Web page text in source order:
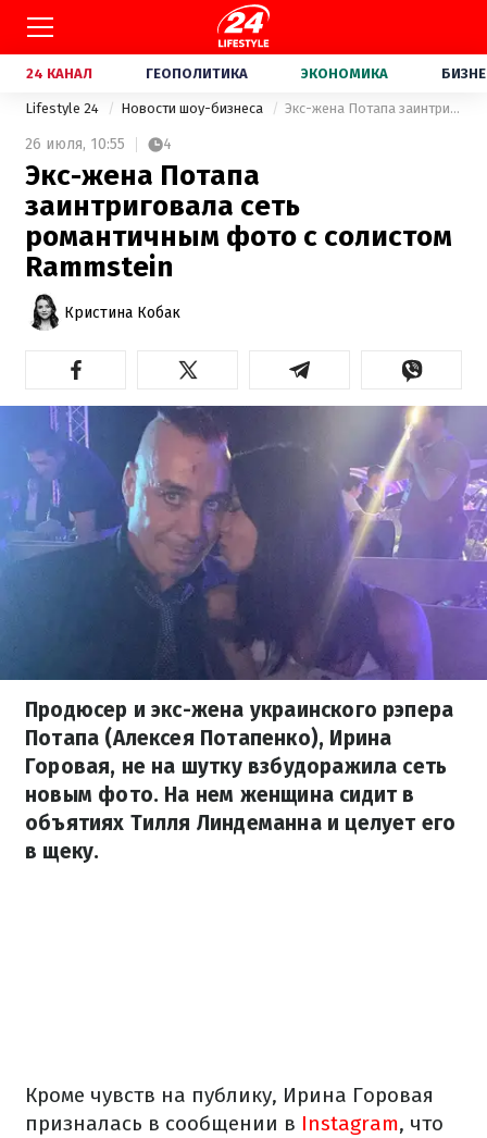
24 КАНАЛ ГЕОПОЛИТИКА ЭКОНОМИКА
Lifestyle 24 Новости шоу-бизнеса Экс-жена Потапа заинтриговала сеть романтичным фото с солистом Rammstein
26 июля, 10:55 4
Экс-жена Потапа
заинтриговала сеть
романтичным фото с солистом
Rammstein
Кристина Кобак
Продюсер и экс-жена украинского рэпера
Потапа (Алексея Потапенко), Ирина
Горовая, не на шутку взбудоражила сеть
новым фото. На нем женщина сидит в
объятиях Тилля Линдеманна и целует его
в щеку.
Кроме чувств на публику, Ирина Горовая
призналась в сообщении в Instagram, что